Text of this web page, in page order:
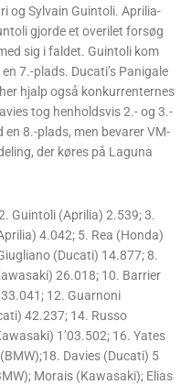
og Sylvain Guintoli. Aprilia-
gjorde et overilet forsøg
sig i faldet. Guintoli kom
7.-plads. Ducati’s Panigale
hjalp også konkurrenternes
tog henholdsvis 2.- og 3.-
en 8.-plads, men bevarer VM-
der køres på Laguna
Guintoli (Aprilia) 2.539; 3.
4.042; 5. Rea (Honda)
(Ducati) 14.877; 8.
26.018; 10. Barrier
12. Guarnoni
42.237; 14. Russo
1’03.502; 16. Yates
Davies (Ducati) 5
Morais (Kawasaki); Elias